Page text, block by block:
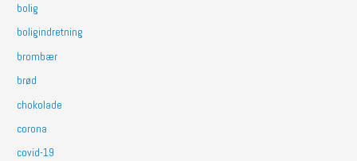
bolig
boligindretning
brombær
brød
chokolade
corona
covid-19